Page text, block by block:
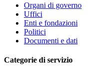
Organi di governo
Uffici
Enti e fondazioni
Politici
Documenti e dati
Categorie di servizio